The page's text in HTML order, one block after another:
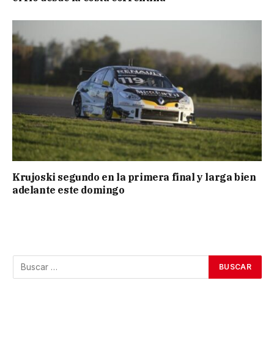
Krujoski segundo en la primera final y larga bien
adelante este domingo